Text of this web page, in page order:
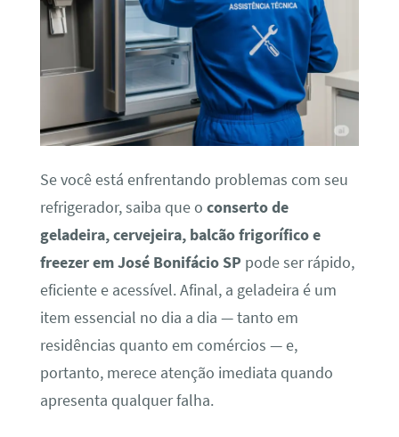
Se você está enfrentando problemas com seu
refrigerador, saiba que o conserto de
geladeira, cervejeira, balcão frigorífico e
freezer em José Bonifácio SP pode ser rápido,
eficiente e acessível. Afinal, a geladeira é um
item essencial no dia a dia — tanto em
residências quanto em comércios — e,
portanto, merece atenção imediata quando
apresenta qualquer falha.